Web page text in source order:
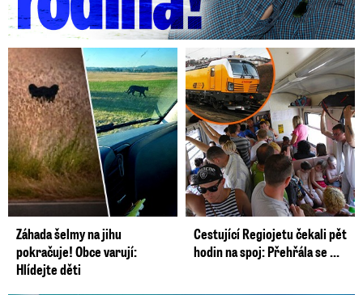
Záhada šelmy na jihu
pokračuje! Obce varují:
Hlídejte děti
Cestující Regiojetu čekali pět
hodin na spoj: Přehřála se ...